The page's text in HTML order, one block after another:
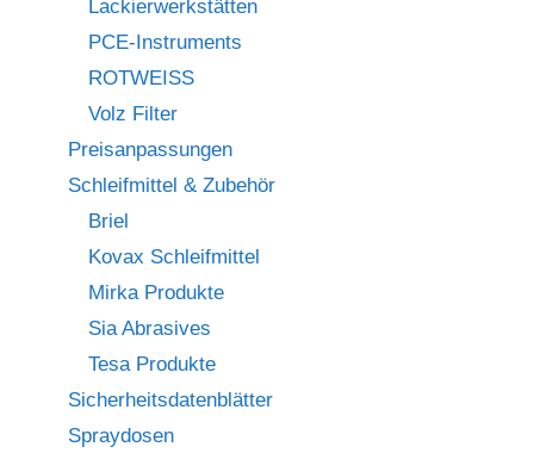
Lackierwerkstätten
PCE-Instruments
ROTWEISS
Volz Filter
Preisanpassungen
Schleifmittel & Zubehör
Briel
Kovax Schleifmittel
Mirka Produkte
Sia Abrasives
Tesa Produkte
Sicherheitsdatenblätter
Spraydosen